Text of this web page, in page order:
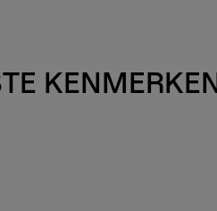
KENMERKEN